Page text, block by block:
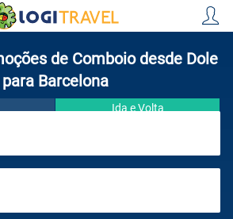
de Comboio desde Dole
para Barcelona
Ida e Volta